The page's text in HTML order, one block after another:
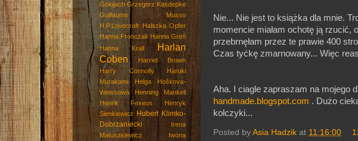
Nie... Nie jest to książka dla mnie.
momencie miałam ochotę ją rzucić,
przebrnęłam przez te prawie 400
Czas tyćkę zmarnowany... Więc
Aha. I ciagle zapraszam na mojego
handmade.blogspot.com . Dużo
kolczyki...
Posted by Asia Hadzik at 11:16:00
Golojuch Grzegorz Kasdepke
Guillaume Musso
H.P.Lovecraft
Halszka Opfer
Hanna Fronczak Hanna Greń
Hanna Krall
Harlan
Coben
Harriet Brown
Harry Connolly
Haruki
Murakami
Helga Hoškova-
Weissowá
Henning Mankell
Henrik Fexeus
Henryk
Sienkiewicz
Hubert Klimko-
Dobrzaniecki
Irena
Matuszkiewicz
Iwona